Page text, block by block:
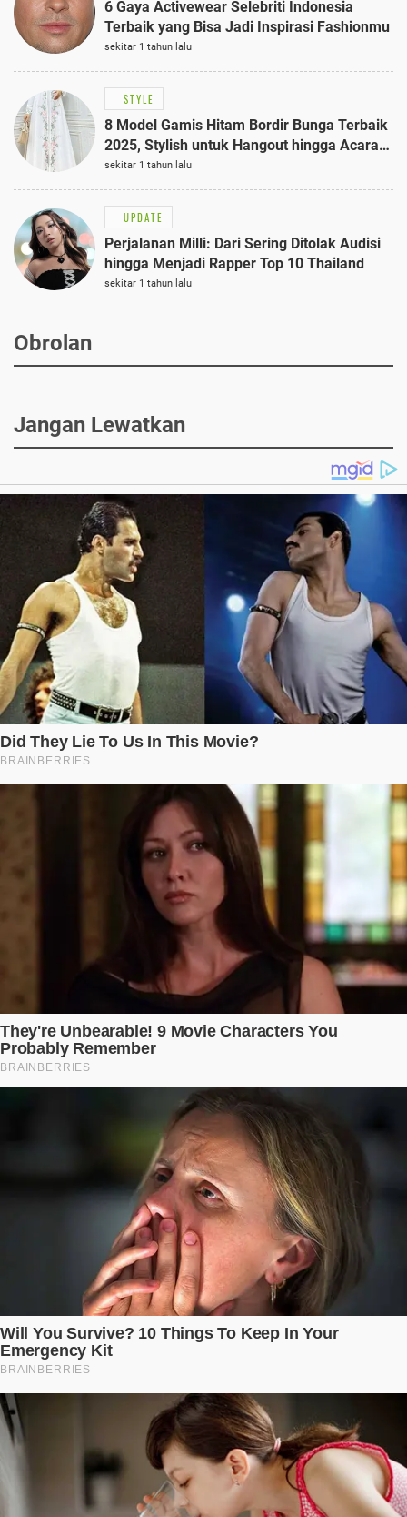
6 Gaya Activewear Selebriti Indonesia
Terbaik yang Bisa Jadi Inspirasi Fashionmu
sekitar 1 tahun lalu
STYLE
8 Model Gamis Hitam Bordir Bunga Terbaik
2025, Stylish untuk Hangout hingga Acara
Semi-Formal
sekitar 1 tahun lalu
UPDATE
Perjalanan Milli: Dari Sering Ditolak Audisi
hingga Menjadi Rapper Top 10 Thailand
sekitar 1 tahun lalu
Obrolan
Jangan Lewatkan